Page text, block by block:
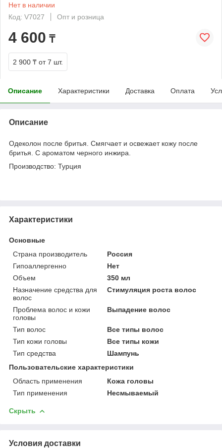
Нет в наличии
Код: V7027
Опт и розница
4 600 ₸
2 900 ₸ от 7 шт.
Описание Характеристики Доставка Оплата
Описание
Одеколон после бритья. Смягчает и освежает кожу после
бритья. С ароматом черного инжира.
Производство: Турция
Характеристики
Основные
Страна производитель
Россия
Гипоаллергенно
Нет
Объем
350 мл
Назначение средства для
волос
Стимуляция роста волос
Проблема волос и кожи
головы
Выпадение волос
Тип волос
Все типы волос
Тип кожи головы
Все типы кожи
Тип средства
Шампунь
Пользовательские характеристики
Область применения
Кожа головы
Тип применения
Несмываемый
Скрыть
Условия доставки